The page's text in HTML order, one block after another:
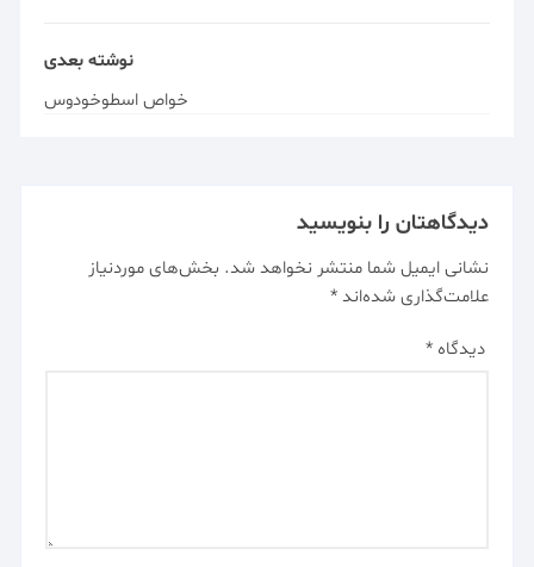
نوشته بعدی
خواص اسطوخودوس
دیدگاهتان را بنویسید
نشانی ایمیل شما منتشر نخواهد شد. بخش‌های موردنیاز
علامت‌گذاری شده‌اند*
دیدگاه*